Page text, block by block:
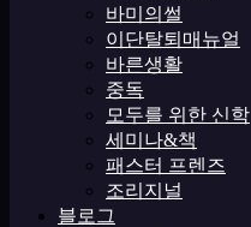
바미의썰
이단탈퇴매뉴얼
바른생활
중독
모두를 위한 신학
세미나&책
패스터 프렌즈
조리지널
블로그